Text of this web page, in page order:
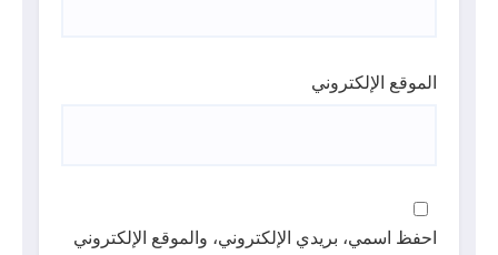
الموقع الإلكتروني
احفظ اسمي، بريدي الإلكتروني، والموقع الإلكتروني